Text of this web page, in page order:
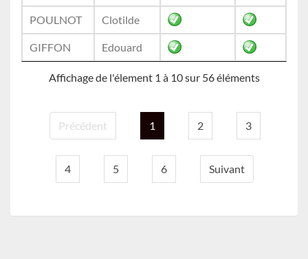
POULNOT Clotilde
GIFFON Edouard
Affichage de l'élement 1 à 10 sur 56 éléments
Précédent 1 2 3
4 5 6 Suivant